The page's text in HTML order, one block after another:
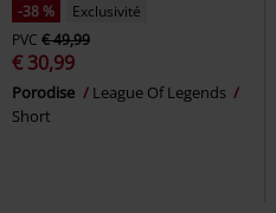
-38 %
Exclusivité
PVC € 49,99
€ 30,99
Porodise
League Of Legends
Short